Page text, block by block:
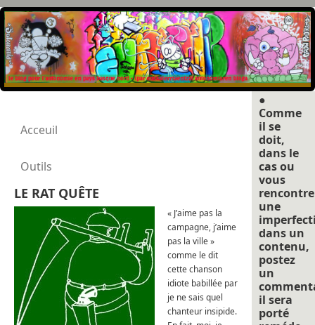
Acceuil
Outils
LE RAT QUÊTE
« J’aime pas la
campagne, j’aime
pas la ville »
comme le dit
cette chanson
idiote babillée par
je ne sais quel
chanteur insipide.
●
Comme
il se
doit,
dans le
cas ou
vous
une
dans un
contenu,
postez
un
il sera
porté